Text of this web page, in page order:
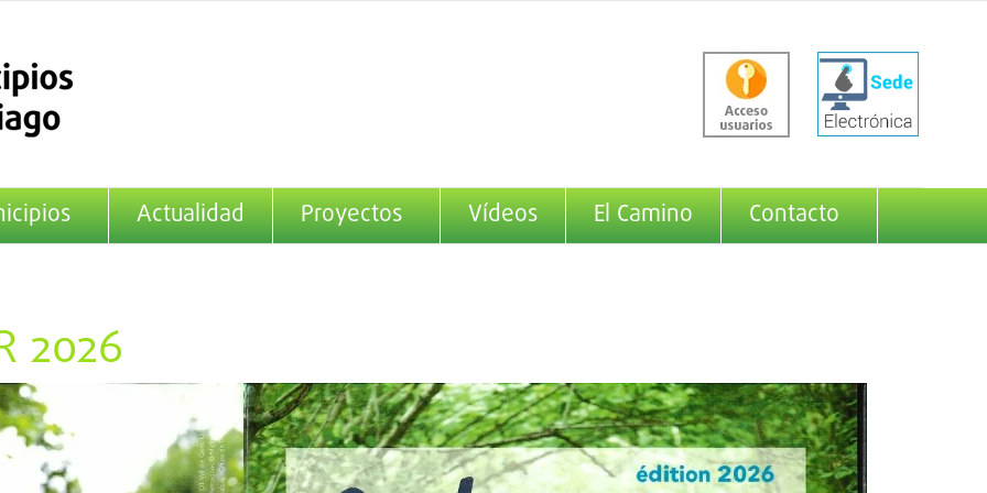
Actualidad Proyectos Vídeos El Camino Contacto
2026